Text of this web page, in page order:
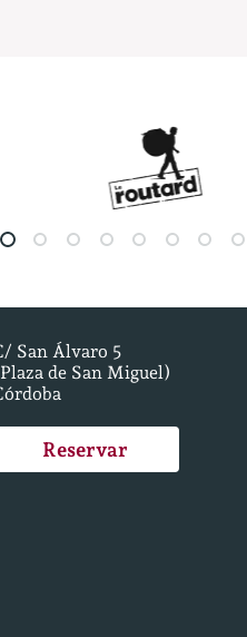
San Álvaro 5
de San Miguel)
Reservar